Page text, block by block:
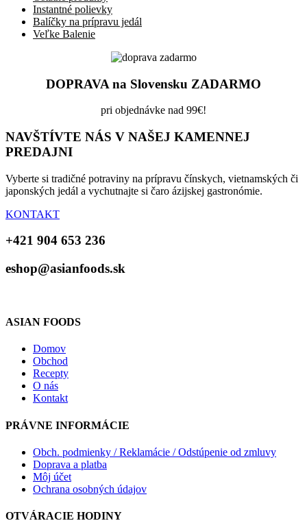
Instantné polievky
Balíčky na prípravu jedál
Veľke Balenie
DOPRAVA na Slovensku ZADARMO
pri objednávke nad 99€!
NAVŠTÍVTE NÁS V NAŠEJ KAMENNEJ
PREDAJNI
Vyberte si tradičné potraviny na prípravu čínskych, vietnamských či
japonských jedál a vychutnajte si čaro ázijskej gastronómie.
KONTAKT
+421 904 653 236
eshop@asianfoods.sk
ASIAN FOODS
Domov
Obchod
Recepty
O nás
Kontakt
PRÁVNE INFORMÁCIE
Obch. podmienky / Reklamácie / Odstúpenie od zmluvy
Doprava a platba
Môj účet
Ochrana osobných údajov
OTVÁRACIE HODINY